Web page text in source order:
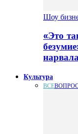
Шоу
«Это
Культура
ВСЕ